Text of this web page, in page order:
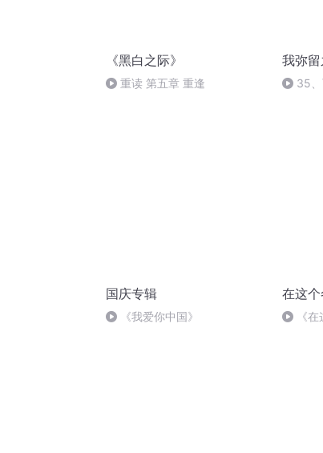
《黑白之际》
重读 第五章 重逢
我弥
35
国庆专辑
《我爱你中国》
在这
《